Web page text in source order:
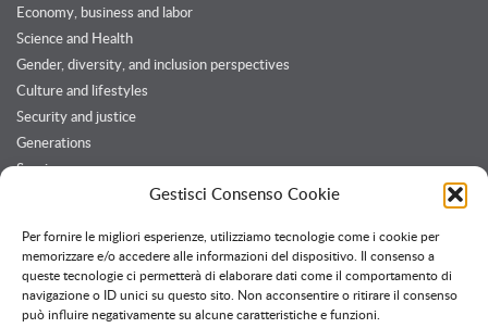
Gestisci Consenso Cookie
Per fornire le migliori esperienze, utilizziamo tecnologie come i cookie per
memorizzare e/o accedere alle informazioni del dispositivo. Il consenso a
queste tecnologie ci permetterà di elaborare dati come il comportamento di
navigazione o ID unici su questo sito. Non acconsentire o ritirare il consenso
può influire negativamente su alcune caratteristiche e funzioni.
Economy, business and labor
Science and Health
Gender, diversity, and inclusion perspectives
Culture and lifestyles
Security and justice
Generations
Services
Customers and Partners
Twitter feed
Follow @OssPavia